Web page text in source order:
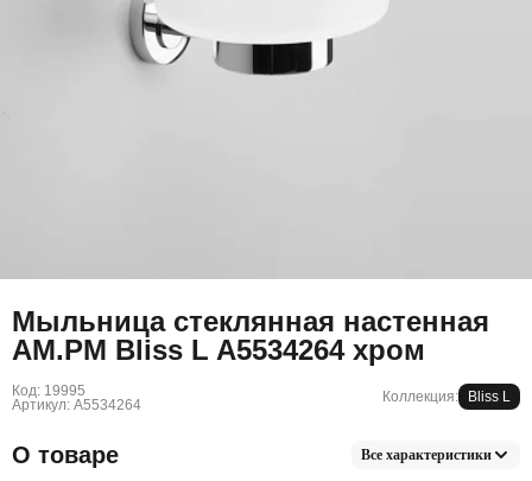
Мыльница стеклянная настенная
AM.PM Bliss L A5534264 хром
Код: 19995
Артикул: A5534264
Коллекция: Bliss L
О товаре Все характеристики